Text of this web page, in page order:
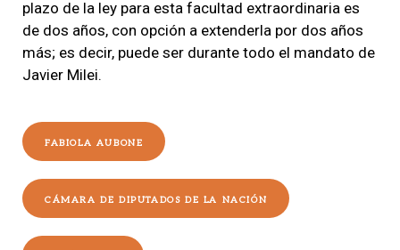
plazo de la ley para esta facultad extraordinaria es
de dos años, con opción a extenderla por dos años
más; es decir, puede ser durante todo el mandato de
Javier Milei.
FABIOLA AUBONE
CÁMARA DE DIPUTADOS DE LA NACIÓN